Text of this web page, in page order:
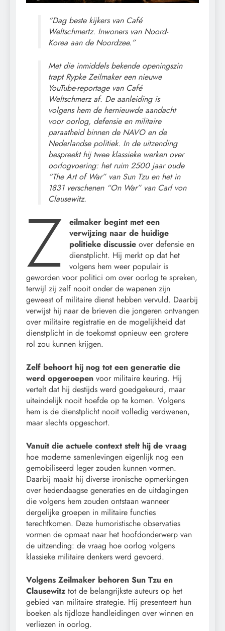
“Dag beste kijkers van Café
Weltschmertz. Inwoners van Noord-
Korea aan de Noordzee.”
Met die inmiddels bekende openingszin
trapt Rypke Zeilmaker een nieuwe
YouTube-reportage van Café
Weltschmerz af. De aanleiding is
volgens hem de hernieuwde aandacht
voor oorlog, defensie en militaire
paraatheid binnen de NAVO en de
Nederlandse politiek. In de uitzending
bespreekt hij twee klassieke werken over
oorlogvoering: het ruim 2500 jaar oude
“The Art of War” van Sun Tzu en het in
1831 verschenen “On War” van Carl von
Clausewitz.
Z
eilmaker begint met een
verwijzing naar de huidige
politieke discussieover defensie en
dienstplicht. Hij merkt op dat het
volgens hem weer populair is
geworden voor politici om over oorlog te spreken,
terwijl zij zelf nooit onder de wapenen zijn
geweest of militaire dienst hebben vervuld. Daarbij
verwijst hij naar de brieven die jongeren ontvangen
over militaire registratie en de mogelijkheid dat
dienstplicht in de toekomst opnieuw een grotere
rol zou kunnen krijgen.
Zelf behoort hij nog tot een generatie die
werd opgeroepen voor militaire keuring. Hij
vertelt dat hij destijds werd goedgekeurd, maar
uiteindelijk nooit hoefde op te komen. Volgens
hem is de dienstplicht nooit volledig verdwenen,
maar slechts opgeschort.
Vanuit die actuele context stelt hij de vraag
hoe moderne samenlevingen eigenlijk nog een
gemobiliseerd leger zouden kunnen vormen.
Daarbij maakt hij diverse ironische opmerkingen
over hedendaagse generaties en de uitdagingen
die volgens hem zouden ontstaan wanneer
dergelijke groepen in militaire functies
terechtkomen. Deze humoristische observaties
vormen de opmaat naar het hoofdonderwerp van
de uitzending: de vraag hoe oorlog volgens
klassieke militaire denkers werd gevoerd.
Volgens Zeilmaker behoren Sun Tzu en
Clausewitz tot de belangrijkste auteurs op het
gebied van militaire strategie. Hij presenteert hun
boeken als tijdloze handleidingen over winnen en
verliezen in oorlog.